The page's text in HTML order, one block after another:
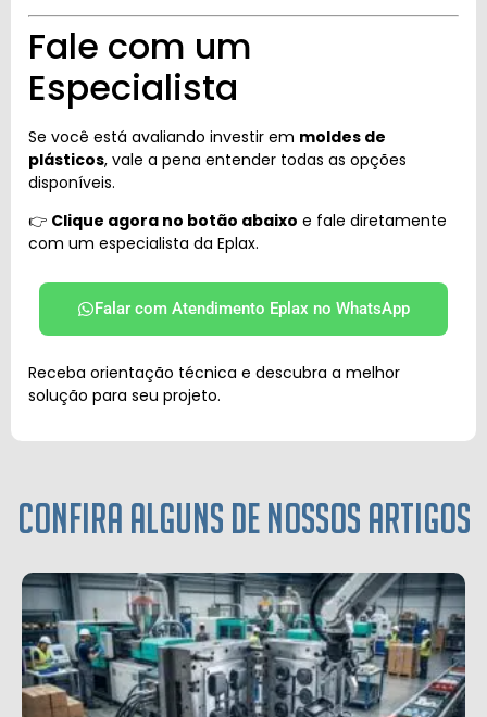
Fale com um
Especialista
Se você está avaliando investir em moldes de
plásticos, vale a pena entender todas as opções
disponíveis.
👉 Clique agora no botão abaixo e fale diretamente
com um especialista da Eplax.
Falar com Atendimento Eplax no WhatsApp
Receba orientação técnica e descubra a melhor
solução para seu projeto.
Confira alguns de nossos artigos